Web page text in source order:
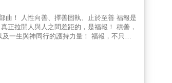
父母、面對職涯轉
主要訴說的是她個人的經驗，她也為在這段
人生中的關鍵時刻，從一些未曾講述的個
福報是
同行的護持力量！ 福報，不只是
箱」活動，更造福啟發了成千上萬的孩子
的人生道路。 當我們走在積善種福的人生
清新，廣闊而溫暖光明。 或許外在挑戰依